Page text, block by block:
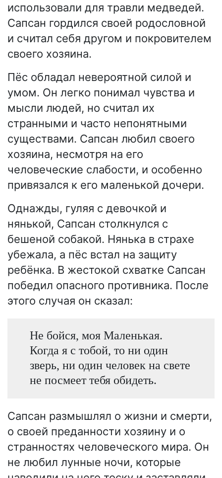
использовали для травли медведей.
Сапсан гордился своей родословной
и считал себя другом и покровителем
своего хозяина.
Пёс обладал невероятной силой и
умом. Он легко понимал чувства и
мысли людей, но считал их
странными и часто непонятными
существами. Сапсан любил своего
хозяина, несмотря на его
человеческие слабости, и особенно
привязался к его маленькой дочери.
Однажды, гуляя с девочкой и
нянькой, Сапсан столкнулся с
бешеной собакой. Нянька в страхе
убежала, а пёс встал на защиту
ребёнка. В жестокой схватке Сапсан
победил опасного противника. После
этого случая он сказал:
Не бойся, моя Маленькая.
Когда я с тобой, то ни один
зверь, ни один человек на свете
не посмеет тебя обидеть.
Сапсан размышлял о жизни и смерти,
о своей преданности хозяину и о
странностях человеческого мира. Он
не любил лунные ночи, которые